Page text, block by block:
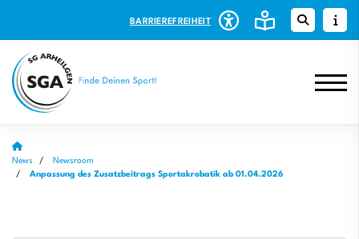
BARRIEREFREIHEIT
News
Newsroom
Anpassung des Zusatzbeitrags Sportakrobatik ab 01.04.2026